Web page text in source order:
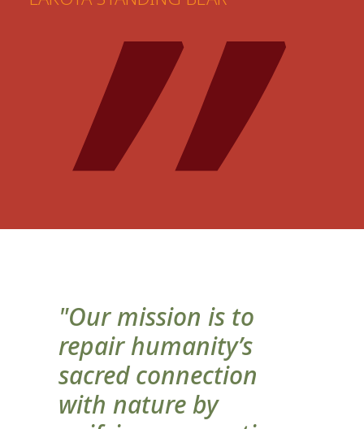
"Our mission is to
repair humanity’s
sacred connection
with nature by